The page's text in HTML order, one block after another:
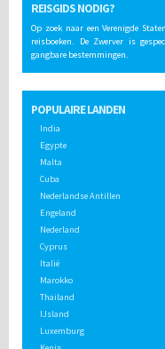
REISGIDS NODIG?
Op zoek naar een Verenigde
reisboeken. De Zwerver is
gangbare bestemmingen.
POPULAIRE LANDEN
India
Egypte
Malta
Cuba
Nederlandse Antillen
Engeland
Nederland
Cyprus
Italië
Marokko
Thailand
IJsland
Luxemburg